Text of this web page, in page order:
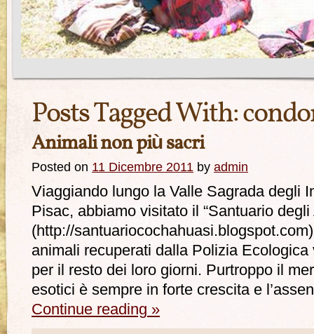
Posts Tagged With:
Animali non più sacri
Posted on 11 Dicembre 2011 by admin
Viaggiando lungo la Valle Sagrada degli
Pisac, abbiamo visitato il “Santuario
(http://
animali recuperati dalla Polizia
per il resto dei loro giorni. Purtroppo il
esotici è sempre in forte crescita e
Continue reading »